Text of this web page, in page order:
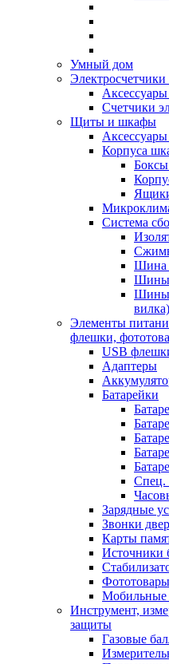
Умный дом
Электросчетчики
Счетчики
Щиты и шкафы
Корпуса
Система
Шина
Шины
Шины
вилка)
Элементы
флешки,
USB
Адаптеры
Батарейки
Спец.
Зарядные
Звонки
Карты
Источники
Фототовары
Мобильные
Инструмент,
защиты
Газовые